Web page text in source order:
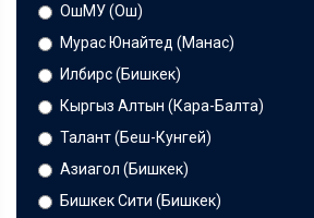
ОшМУ (Ош)
Мурас Юнайтед (Манас)
Илбирс (Бишкек)
Кыргыз Алтын (Кара-Балта)
Талант (Беш-Кунгей)
Азиагол (Бишкек)
Бишкек Сити (Бишкек)